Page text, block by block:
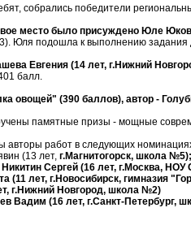
собрались победители
место было присуждено Юле
Юля подошла к выполнению задания
Евгения (14 лет, г.Нижний
балл.
овощей" (390 баллов), автор -
памятные призы - мощные
авторы работ в следующих
(13 лет, г.Магнитогорск, школа №5);
Никитин Сергей (16 лет, г.Москва,
(11 лет, г.Новосибирск, гимназия
г.Нижний Новгород, школа №2)
Вадим (16 лет, г.Санкт-Петербург,